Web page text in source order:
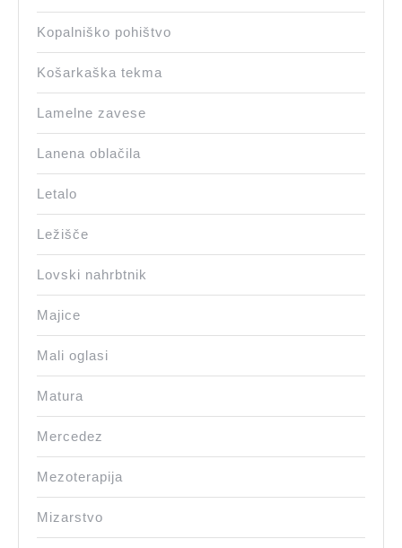
Kopalniško pohištvo
Košarkaška tekma
Lamelne zavese
Lanena oblačila
Letalo
Ležišče
Lovski nahrbtnik
Majice
Mali oglasi
Matura
Mercedez
Mezoterapija
Mizarstvo